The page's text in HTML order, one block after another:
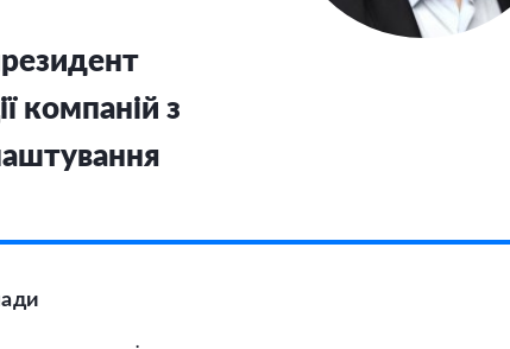
компаній з